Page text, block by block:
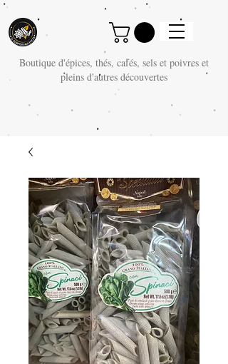
Boutique d'épices, thés, cafés, sels et poivres et
pleins d'autres découvertes